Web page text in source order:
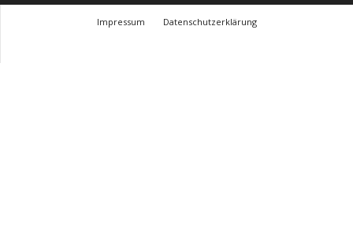
Impressum
Datenschutzerklärung